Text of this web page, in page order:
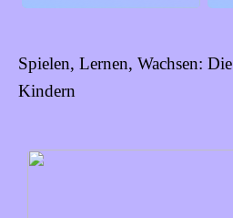
Spielen, Lernen, Wachsen:
Kindern